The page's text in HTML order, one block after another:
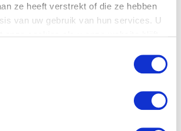
ze heeft verstrekt of die ze hebben
van uw gebruik van hun services. U